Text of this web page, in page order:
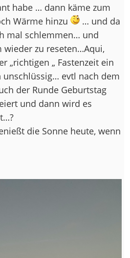
habe … dann käme zum
Wärme hinzu
… und da
mal schlemmen… und
zu reseten…Aqui,
„richtigen „ Fastenzeit ein
unschlüssig… evtl nach dem
der Runde Geburtstag
und dann wird es
die Sonne heute, wenn